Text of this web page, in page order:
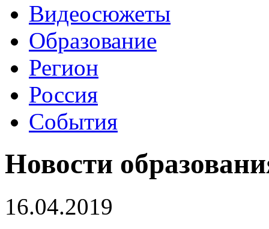
Видеосюжеты
Образование
Регион
Россия
События
Новости
16.04.2019